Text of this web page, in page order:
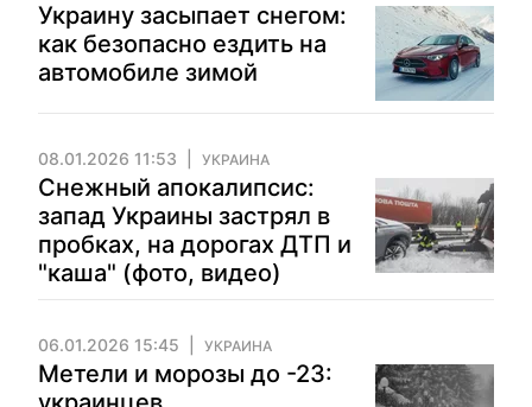
Украину засыпает снегом:
как безопасно ездить на
автомобиле зимой
08.01.2026 11:53 УКРАИНА
Снежный апокалипсис:
запад Украины застрял в
пробках, на дорогах ДТП и
"каша" (фото, видео)
06.01.2026 15:45 УКРАИНА
Метели и морозы до -23: